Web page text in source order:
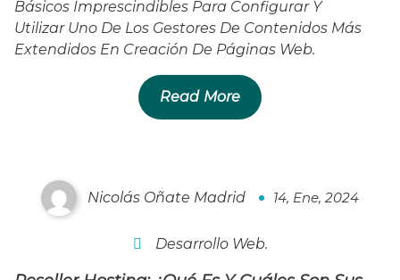
Básicos Imprescindibles Para Configurar Y
Utilizar Uno De Los Gestores De Contenidos Más
Extendidos En Creación De Páginas Web.
Read More
Qué Es Un Hosting Reseller 2024
0
Nicolás Oñate Madrid 14, Ene, 2024
Desarrollo Web.